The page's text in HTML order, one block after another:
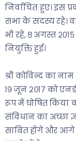
निर्वाचित हुए। इस
सभा के सदस्य रहे। वह
भी रहे, ८ अगस्त
नियुक्ति हुई।
श्री कोविन्द का
१९ जून २०१७ को
रूप में घोषित
संविधान का अच्छा
साबित होंगे और